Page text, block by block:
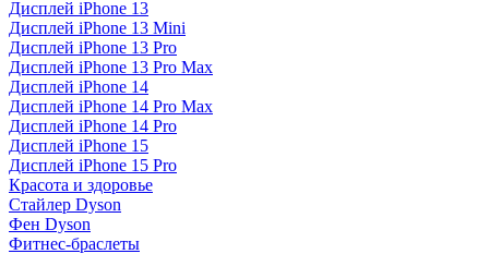
Дисплей iPhone 13
Дисплей iPhone 13 Mini
Дисплей iPhone 13 Pro
Дисплей iPhone 13 Pro Max
Дисплей iPhone 14
Дисплей iPhone 14 Pro Max
Дисплей iPhone 14 Pro
Дисплей iPhone 15
Дисплей iPhone 15 Pro
Красота и здоровье
Стайлер Dyson
Фен Dyson
Фитнес-браслеты